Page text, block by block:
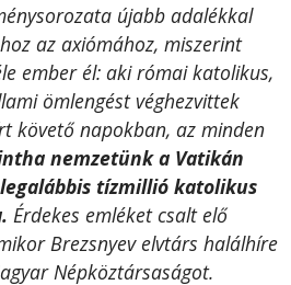
újabb adalékkal
az axiómához, miszerint
ember él: aki római katolikus,
ömlengést véghezvittek
követő napokban, az minden
nemzetünk a Vatikán
tízmillió katolikus
Érdekes emléket csalt elő
Brezsnyev elvtárs halálhíre
Népköztársaságot.